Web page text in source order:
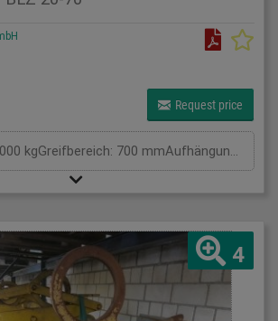
Request price
Tragfähigkeit: 2000 kgGreifbereich: 700 mmAufhängung / Größe BxL: . 0Eigengewicht: 60 kgTragkraft: 2 tSpannweite: . mmGesamtleistungsbedarf: . kWMaschinengewicht ca.: . tRaumbedarf ca.: . m
4